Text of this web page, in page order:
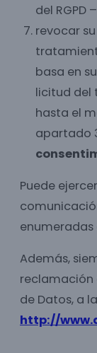
del RGPD –
revocar
basa en
licitud del
hasta el
apartado
Puede
enumeradas
Además,
reclamación
de Datos, a
http://